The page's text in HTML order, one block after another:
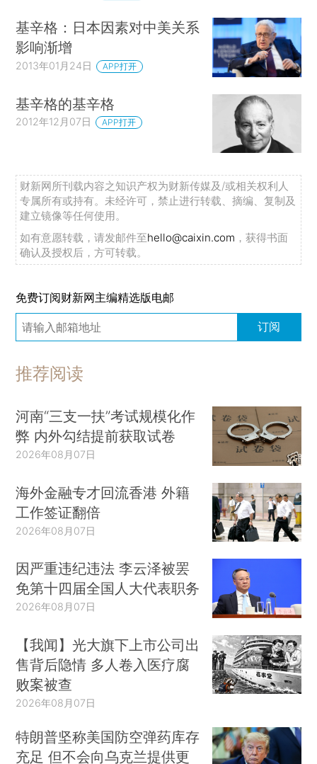
基辛格：日本因素对中美关系
影响渐增
2013年01月24日 APP打开
基辛格的基辛格
2012年12月07日 APP打开
财新网所刊载内容之知识产权为财新传媒及/或相关权利人
专属所有或持有。未经许可，禁止进行转载、摘编、复制及
建立镜像等任何使用。
如有意愿转载，请发邮件至hello@caixin.com ，获得书面
确认及授权后，方可转载。
免费订阅财新网主编精选版电邮
订阅
推荐阅读
河南“三支一扶”考试规模化作
弊 内外勾结提前获取试卷
2026年08月07日
海外金融专才回流香港 外籍
工作签证翻倍
2026年08月07日
因严重违纪违法 李云泽被罢
免第十四届全国人大代表职务
2026年08月07日
【我闻】光大旗下上市公司出
售背后隐情 多人卷入医疗腐
败案被查
2026年08月07日
特朗普坚称美国防空弹药库存
充足 但不会向乌克兰提供更